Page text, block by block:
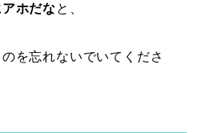
ホだなと、
を忘れないでいてくださ